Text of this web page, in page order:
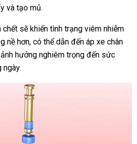
và tạo mủ.
sẽ khiến tình trạng viêm nhiễm
nề hơn, có thể dẫn đến áp xe chân
hưởng nghiêm trọng đến sức
ngày.